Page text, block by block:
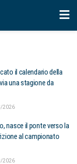
il calendario della
una stagione da
2026
nasce il ponte verso la
al campionato
2026